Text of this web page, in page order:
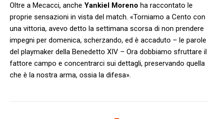
Oltre a Mecacci, anche Yankiel Moreno ha raccontato le
proprie sensazioni in vista del match. «Torniamo a Cento con
una vittoria, avevo detto la settimana scorsa di non prendere
impegni per domenica, scherzando, ed è accaduto – le parole
del playmaker della Benedetto XIV – Ora dobbiamo sfruttare il
fattore campo e concentrarci sui dettagli, preservando quella
che è la nostra arma, ossia la difesa».